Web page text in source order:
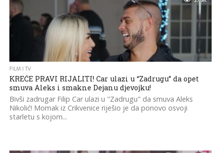
FILM I TV
KREĆE PRAVI RIJALITI! Car ulazi u “Zadrugu” da opet
smuva Aleks i smakne Dejanu djevojku!
Bivši zadrugar Filip Car ulazi u "Zadrugu" da smuva Aleks
Nikolić! Momak iz Crikvenice riješio je da ponovo osvoji
starletu s kojom...